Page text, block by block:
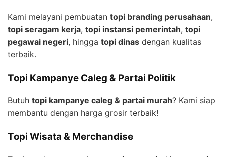
Kami melayani pembuatan topi branding perusahaan,
topi seragam kerja, topi instansi pemerintah, topi
pegawai negeri, hingga topi dinas dengan kualitas
terbaik.
Topi Kampanye Caleg & Partai Politik
Butuh topi kampanye caleg & partai murah? Kami siap
membantu dengan harga grosir terbaik!
Topi Wisata & Merchandise